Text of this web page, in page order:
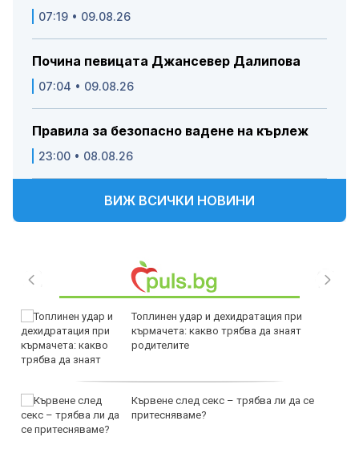
07:19 • 09.08.26
Почина певицата Джансевер Далипова
07:04 • 09.08.26
Правила за безопасно вадене на кърлеж
23:00 • 08.08.26
ВИЖ ВСИЧКИ НОВИНИ
Топлинен удар и дехидратация при
кърмачета: какво трябва да знаят
родителите
Кървене след секс – трябва ли да се
притесняваме?